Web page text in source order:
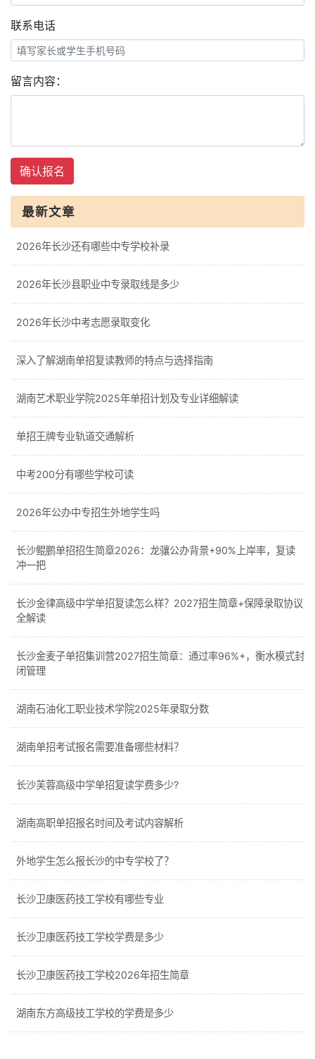
联系电话
留言内容：
确认报名
最新文章
2026年长沙还有哪些中专学校补录
2026年长沙县职业中专录取线是多少
2026年长沙中考志愿录取变化
深入了解湖南单招复读教师的特点与选择指南
湖南艺术职业学院2025年单招计划及专业详细解读
单招王牌专业轨道交通解析
中考200分有哪些学校可读
2026年公办中专招生外地学生吗
长沙鲲鹏单招招生简章2026：龙骧公办背景+90%上岸率，复读
冲一把
长沙金律高级中学单招复读怎么样？2027招生简章+保障录取协议
全解读
长沙金麦子单招集训营2027招生简章：通过率96%+，衡水模式封
闭管理
湖南石油化工职业技术学院2025年录取分数
湖南单招考试报名需要准备哪些材料？
长沙芙蓉高级中学单招复读学费多少?
湖南高职单招报名时间及考试内容解析
外地学生怎么报长沙的中专学校了？
长沙卫康医药技工学校有哪些专业
长沙卫康医药技工学校学费是多少
长沙卫康医药技工学校2026年招生简章
湖南东方高级技工学校的学费是多少